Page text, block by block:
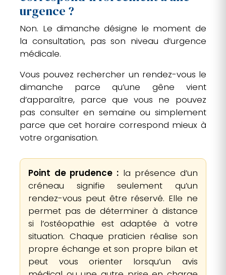
urgence ?
Non. Le dimanche désigne le moment de
la consultation, pas son niveau d’urgence
médicale.
Vous pouvez rechercher un rendez-vous le
dimanche parce qu’une gêne vient
d’apparaître, parce que vous ne pouvez
pas consulter en semaine ou simplement
parce que cet horaire correspond mieux à
votre organisation.
Point de prudence : la présence d’un
créneau signifie seulement qu’un
rendez-vous peut être réservé. Elle ne
permet pas de déterminer à distance
si l’ostéopathie est adaptée à votre
situation. Chaque praticien réalise son
propre échange et son propre bilan et
peut vous orienter lorsqu’un avis